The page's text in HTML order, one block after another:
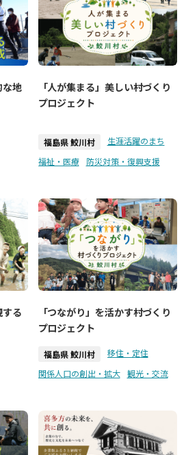
な地
「人が集まる」美しい村づくり
プロジェクト
福島県 鮫川村
生涯活躍のまち
福祉・医療
防災対策・復興支援
する
「つながり」を活かす村づくり
プロジェクト
福島県 鮫川村
移住・定住
関係人口の創出・拡大
観光・交流